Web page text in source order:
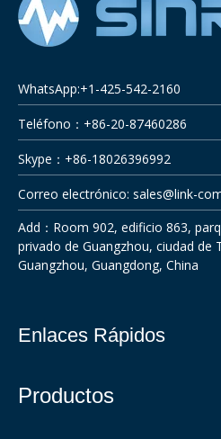
WhatsApp:+1-425-542-2160
Teléfono：+86-20-87460286
Skype：+86-18026396992
Correo electrónico: sales@link-
Add：Room 902, edificio 863,
privado de Guangzhou, ciudad de
Guangzhou, Guangdong, China
Enlaces Rápidos
Productos